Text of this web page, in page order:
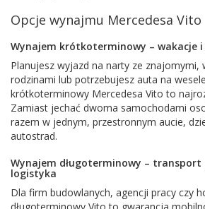
Opcje wynajmu Mercedesa Vito
Wynajem krótkoterminowy – wakacje
Planujesz wyjazd na narty ze znajomymi,
rodzinami lub potrzebujesz auta na
krótkoterminowy Mercedesa Vito to
Zamiast jechać dwoma samochodami
razem w jednym, przestronnym aucie,
autostrad.
Wynajem długoterminowy – transport
logistyka
Dla firm budowlanych, agencji pracy czy